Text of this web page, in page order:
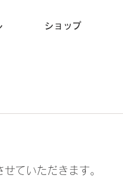
ショップ
ていただきます。